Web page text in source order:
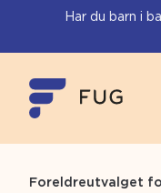
Har du barn i
Foreldreutvalget